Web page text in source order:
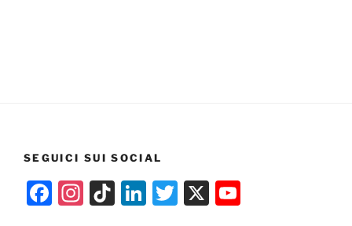
SEGUICI SUI SOCIAL
F
In Ti Li T
X